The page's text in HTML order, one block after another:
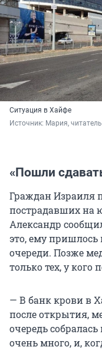
Ситуация в Хайфе
Источник: Мария,
«Пошли
Граждан Израиля
пострадавших на
Александр
это, ему пришлось
очереди. Позже
только тех, у кого
— В банк крови в
после открытия,
очередь
очень много, и,